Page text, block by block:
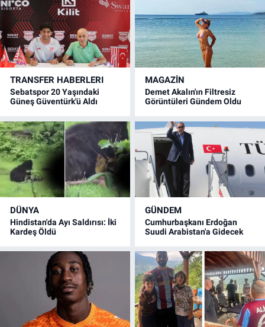
TRANSFER HABERLERI
Sebatspor 20 Yaşındaki
Güneş Güventürk'ü Aldı
MAGAZİN
Demet Akalın'ın Filtresiz
Görüntüleri Gündem Oldu
DÜNYA
Hindistan'da Ayı Saldırısı: İki
Kardeş Öldü
GÜNDEM
Cumhurbaşkanı Erdoğan
Suudi Arabistan'a Gidecek